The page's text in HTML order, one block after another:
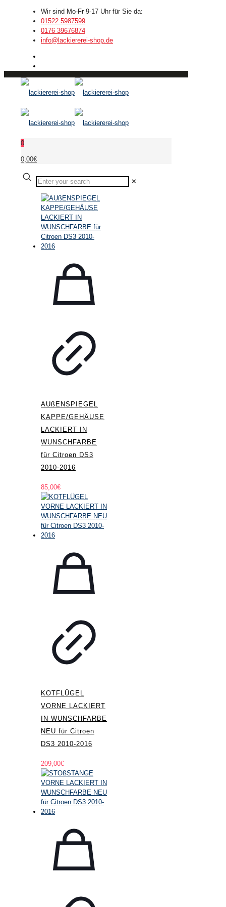
Wir sind Mo-Fr 9-17 Uhr für Sie da:
01522 5987599
0176 39676874
info@lackiererei-shop.de
0
0,00€
✕
AUßENSPIEGEL
KAPPE/GEHÄUSE
LACKIERT IN
WUNSCHFARBE
für Citroen DS3
2010-2016
85,00€
KOTFLÜGEL
VORNE LACKIERT
IN WUNSCHFARBE
NEU für Citroen
DS3 2010-2016
209,00€